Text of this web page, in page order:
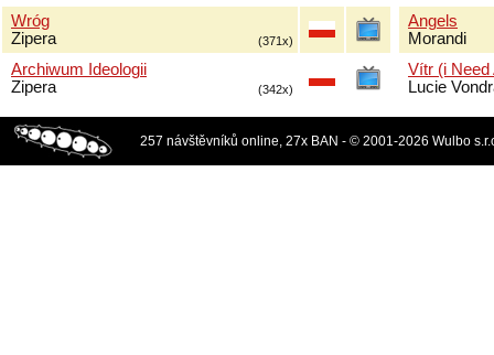
Wróg
Zipera
(371x)
Archiwum Ideologii
Zipera
(342x)
Angels
Morandi
Vítr (i Need
Lucie
257 návštěvníků online, 27x BAN - © 2001-2026 Wulbo